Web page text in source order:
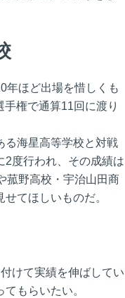
年ほど出場を惜しくも
権で通算11回に渡り
る海星高等学校と対戦
2度行われ、その成績は
菰野高校・宇治山田商
てほしいものだ。
けて実績を伸ばしてい
もらいたい。